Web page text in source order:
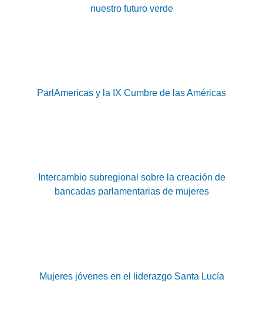
nuestro futuro verde
ParlAmericas y la IX Cumbre de las Américas
Intercambio subregional sobre la creación de
bancadas parlamentarias de mujeres
Mujeres jóvenes en el liderazgo Santa Lucía